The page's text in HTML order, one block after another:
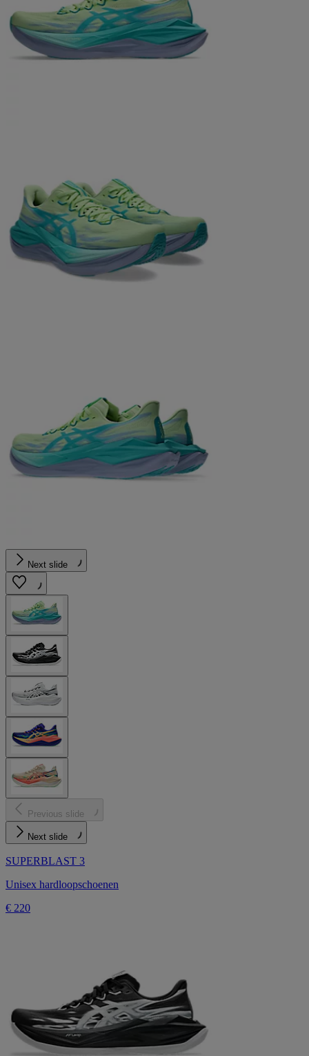
Next slide
Previous slide
Next slide
SUPERBLAST 3
Unisex hardloopschoenen
€ 220